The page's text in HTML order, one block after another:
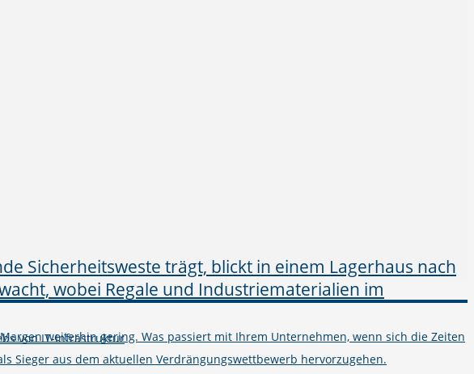
weiterhin gering. Was passiert mit Ihrem Unternehmen, wenn sich die Zeiten
Sieger aus dem aktuellen Verdrängungswettbewerb hervorzugehen.
von IT-Infrastruktur